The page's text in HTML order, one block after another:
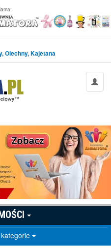
Olechny, Kajetana